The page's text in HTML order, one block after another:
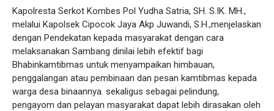
Kapolresta Serkot Kombes Pol Yudha Satria, SH. S.IK. MH.,
melalui Kapolsek Cipocok Jaya Akp Juwandi, S.H.,menjelaskan
dengan Pendekatan kepada masyarakat dengan cara
melaksanakan Sambang dinilai lebih efektif bagi
Bhabinkamtibmas untuk menyampaikan himbauan,
penggalangan atau pembinaan dan pesan kamtibmas kepada
warga desa binaannya. sekaligus sebagai pelindung,
pengayom dan pelayan masyarakat dapat lebih dirasakan oleh